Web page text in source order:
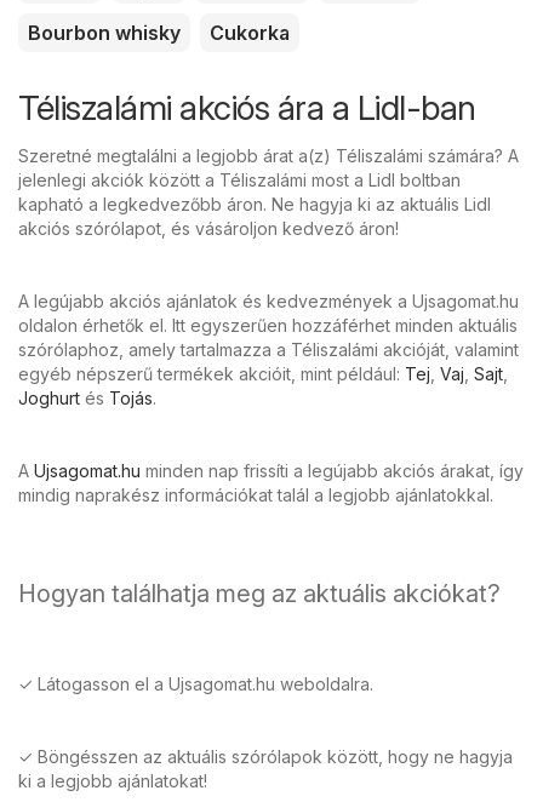
Bourbon whisky
Cukorka
Téliszalámi akciós ára a Lidl-ban
Szeretné megtalálni a legjobb árat a(z) Téliszalámi számára? A
jelenlegi akciók között a Téliszalámi most a Lidl boltban
kapható a legkedvezőbb áron. Ne hagyja ki az aktuális Lidl
akciós szórólapot, és vásároljon kedvező áron!
A legújabb akciós ajánlatok és kedvezmények a Ujsagomat.hu
oldalon érhetők el. Itt egyszerűen hozzáférhet minden aktuális
szórólaphoz, amely tartalmazza a Téliszalámi akcióját, valamint
egyéb népszerű termékek akcióit, mint például: Tej Vaj Sajt
Joghurt és Tojás.
A Ujsagomat.hu minden nap frissíti a legújabb akciós árakat, így
mindig naprakész információkat talál a legjobb ajánlatokkal.
Hogyan találhatja meg az aktuális akciókat?
✓ Látogasson el a Ujsagomat.hu weboldalra.
✓ Böngésszen az aktuális szórólapok között, hogy ne hagyja
ki a legjobb ajánlatokat!